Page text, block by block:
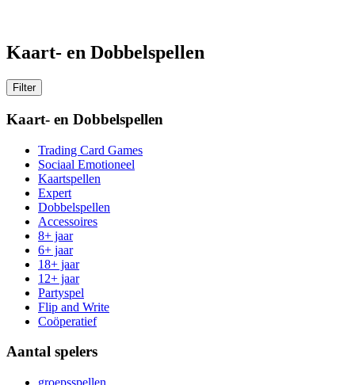
Kaart- en Dobbelspellen
Filter
Kaart- en Dobbelspellen
Trading Card Games
Sociaal Emotioneel
Kaartspellen
Expert
Dobbelspellen
Accessoires
8+ jaar
6+ jaar
18+ jaar
12+ jaar
Partyspel
Flip and Write
Coöperatief
Aantal spelers